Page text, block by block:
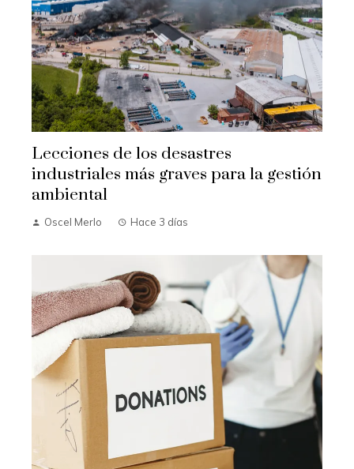
Lecciones de los desastres
industriales más graves para la gestión
ambiental
Oscel Merlo Hace 3 días